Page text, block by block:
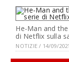
He-Man and
di Netflix sulla
NOTIZIE / 14/09/2021